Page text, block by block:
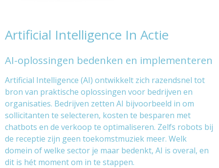
Artificial Intelligence In Actie
AI-oplossingen bedenken en implementeren
Artificial Intelligence (AI) ontwikkelt zich razendsnel tot
bron van praktische oplossingen voor bedrijven en
organisaties. Bedrijven zetten AI bijvoorbeeld in om
sollicitanten te selecteren, kosten te besparen met
chatbots en de verkoop te optimaliseren. Zelfs robots bij
de receptie zijn geen toekomstmuziek meer. Welk
domein of welke sector je maar bedenkt, AI is overal, en
dit is hét moment om in te stappen.